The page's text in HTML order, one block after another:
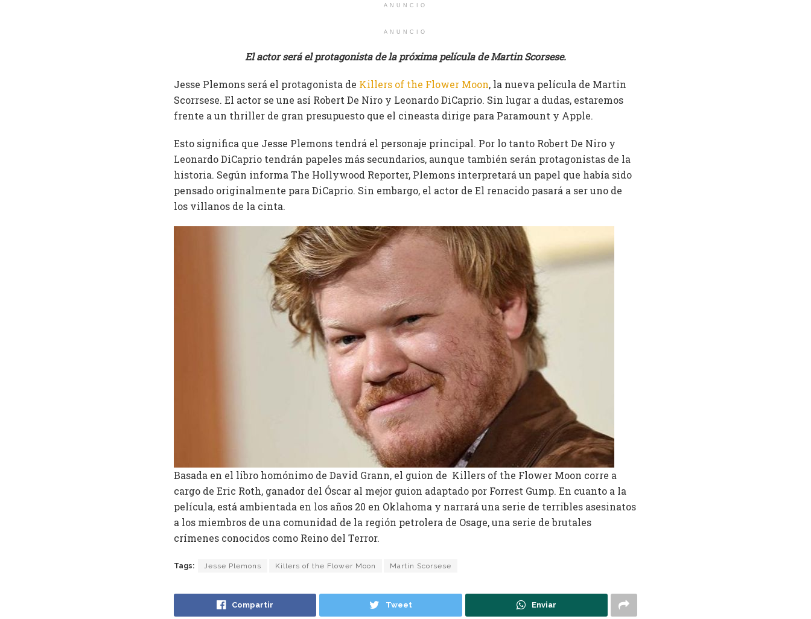
ANUNCIO
ANUNCIO
El actor será el protagonista de la próxima película de Martin Scorsese.
Jesse Plemons será el protagonista de Killers of the Flower Moon, la nueva película de Martin
Scorrsese. El actor se une así Robert De Niro y Leonardo DiCaprio. Sin lugar a dudas, estaremos
frente a un thriller de gran presupuesto que el cineasta dirige para Paramount y Apple.
Esto significa que Jesse Plemons tendrá el personaje principal. Por lo tanto Robert De Niro y
Leonardo DiCaprio tendrán papeles más secundarios, aunque también serán protagonistas de la
historia. Según informa The Hollywood Reporter, Plemons interpretará un papel que había sido
pensado originalmente para DiCaprio. Sin embargo, el actor de El renacido pasará a ser uno de
los villanos de la cinta.
Basada en el libro homónimo de David Grann, el guion de Killers of the Flower Moon corre a
cargo de Eric Roth, ganador del Óscar al mejor guion adaptado por Forrest Gump. En cuanto a la
película, está ambientada en los años 20 en Oklahoma y narrará una serie de terribles asesinatos
a los miembros de una comunidad de la región petrolera de Osage, una serie de brutales
crímenes conocidos como Reino del Terror.
Tags: Jesse Plemons Killers of the Flower Moon Martin Scorsese
Compartir Tweet Enviar